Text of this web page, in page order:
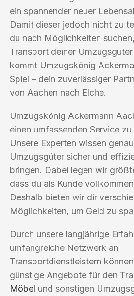
ein spannender neuer
Damit dieser jedoch nicht zu
du nach Möglichkeiten
Transport deiner
kommt Umzugskönig
Spiel – dein zuverlässiger
von Aachen nach Elche.
Umzugskönig Ackermann
einen umfassenden Service
Unsere Experten wissen
Umzugsgüter sicher und
bringen. Dabei legen wir
dass du als Kunde
Deshalb bieten wir dir
Möglichkeiten, um Geld zu
Durch unsere langjährige
umfangreiche Netzwerk an
Transportdienstleistern
günstige Angebote für den
Möbel und sonstigen